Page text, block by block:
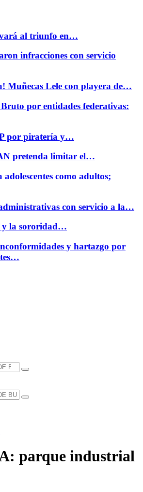
al triunfo en…
infracciones con servicio
Muñecas Lele con playera de…
por entidades federativas:
por piratería y…
pretenda limitar el…
como adultos;
con servicio a la…
y la sororidad…
y hartazgo por
Búsqueda
Búsqueda
parque industrial